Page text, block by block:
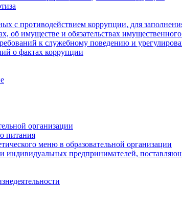
с противодействием коррупции, для
об имуществе и обязательствах имущественного
к служебному поведению и
о фактах коррупции
организации
питания
меню в образовательной организации
индивидуальных предпринимателей,